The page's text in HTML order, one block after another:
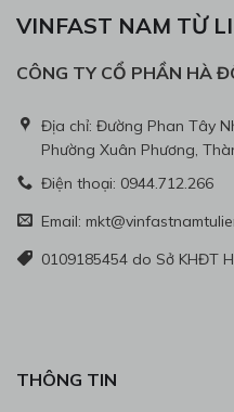
VINFAST NAM TỪ
CÔNG TY CỔ PHẦN HÀ
Địa chỉ: Đường Phan Tây
Phường Xuân Phương,
Điện thoại: 0944.712.266
Email:
0109185454 do Sở KHĐT
THÔNG TIN